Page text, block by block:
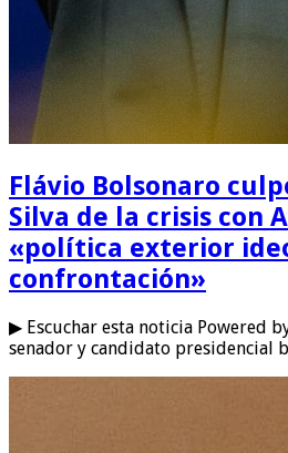
Flávio Bolsonaro
Silva de la crisis con
«política exterior
confrontación»
▶ Escuchar esta noticia Powered
senador y candidato presidencial